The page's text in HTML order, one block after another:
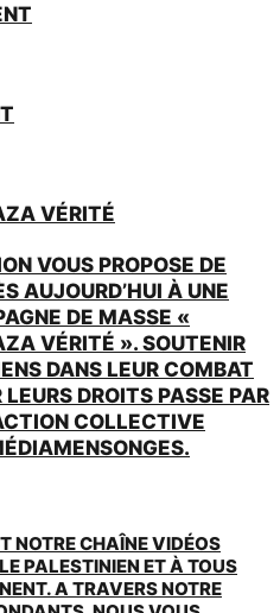
VÉRITÉ
VOUS PROPOSE DE
AUJOURD’HUI À UNE
DE MASSE «
VÉRITÉ ». SOUTENIR
DANS LEUR COMBAT
LEURS DROITS PASSE PAR
COLLECTIVE
NOTRE CHAÎNE VIDÉOS
PALESTINIEN ET À TOUS
A TRAVERS NOTRE